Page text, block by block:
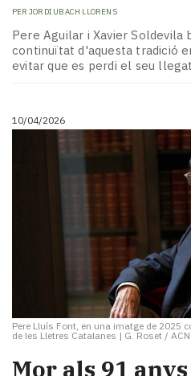
PER JORDI UBACH LLORENS
Pere Aguilar i Xavier Soldevila
continuïtat d'aquesta tradició
evitar que es perdi el seu
10/04/2026
Pere Lluís Font, en una imatge de 2025
de les Lletres Catalanes | G. Roset / ACN
Mor als 91